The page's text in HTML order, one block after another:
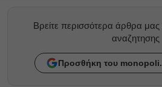
Βρείτε περισσότερα άρθρα
αναζητησης
Προσθήκη του